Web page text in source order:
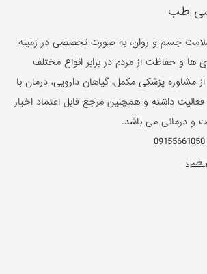
طب
جسم و روان، به صورت تخصصی در زمینه
و حفاظت از مردم در برابر انواع مختلف
مشاوره پزشکی مکمل، گیاهان دارویی، درمان با
داشته و همچنین مرجع قابل اعتماد اخبار
و درمانی می باشد.
09155661050
طب